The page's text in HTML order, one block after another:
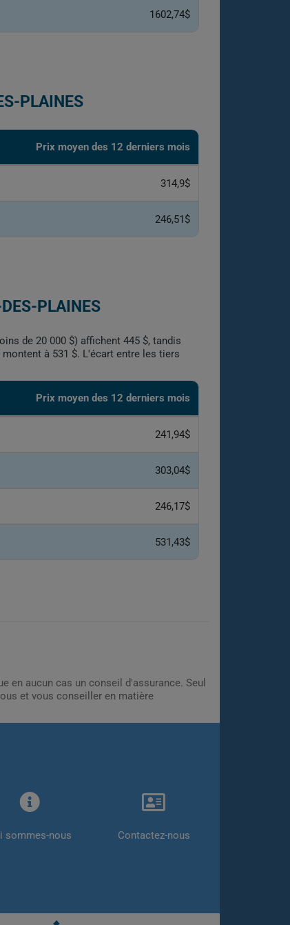
1602,74$
PLAINES
Prix moyen des 12 derniers mois
314,9$
246,51$
PLAINES
de 20 000 $) affichent 445 $, tandis
à 531 $. L'écart entre les tiers
Prix moyen des 12 derniers mois
241,94$
303,04$
246,17$
531,43$
en aucun cas un conseil d'assurance. Seul
et vous conseiller en matière
sommes-nous Contactez-nous